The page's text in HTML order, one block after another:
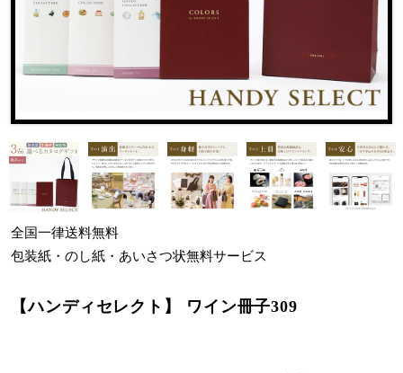
全国一律送料無料
包装紙・のし紙・あいさつ状無料サービス
【ハンディセレクト】 ワイン冊子309